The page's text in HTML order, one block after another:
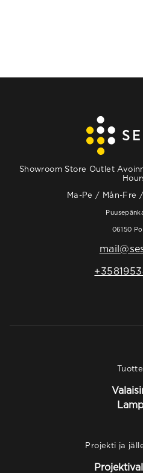
Showroom Store Outlet
Ma-Pe / Mån-Fre
06150
Projekti ja